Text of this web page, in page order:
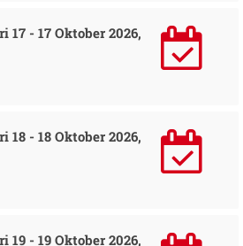
17 - 17 Oktober 2026,
18 - 18 Oktober 2026,
19 - 19 Oktober 2026,